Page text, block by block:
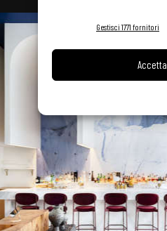
Gestisci 1771 fornitori
Accetta